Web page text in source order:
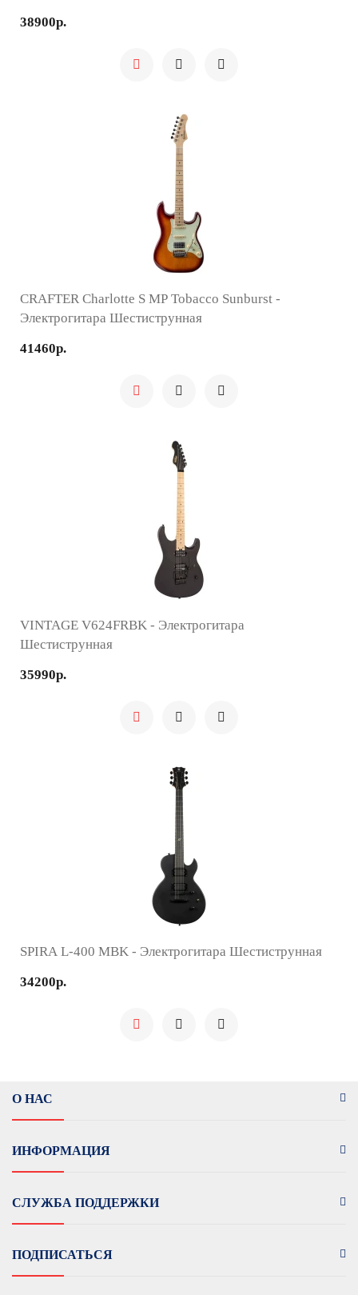
38900р.
CRAFTER Charlotte S MP Tobacco Sunburst -
Электрогитара Шестиструнная
41460р.
VINTAGE V624FRBK - Электрогитара
Шестиструнная
35990р.
SPIRA L-400 MBK - Электрогитара Шестиструнная
34200р.
О НАС
ИНФОРМАЦИЯ
СЛУЖБА ПОДДЕРЖКИ
ПОДПИСАТЬСЯ